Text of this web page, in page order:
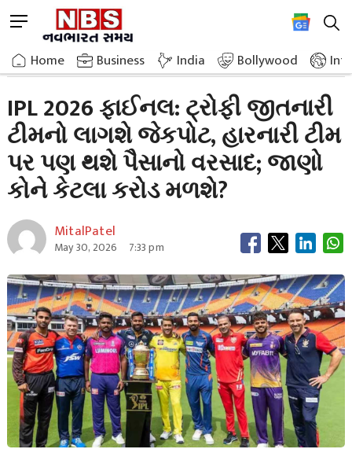
to
content
M
n
u
t
o
Home Business India Bollywood
Home»Breaking News»Ipl 2026 Final The Team That Wins The Trophy Will Get The Jackpot
IPL 2026 ફાઈનલ: ટ્રોફી જીતનારી
ટીમનો લાગશે જેકપોટ, હારનારી ટીમ
પર પણ થશે પૈસાનો વરસાદ; જાણો
કોને કેટલા કરોડ મળશે?
MitalPatel
May 30, 2026 7:33 pm